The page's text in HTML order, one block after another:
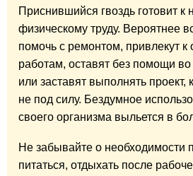
Приснившийся гвоздь готовит
физическому труду. Вероятнее
помочь с ремонтом, привлекут
работам, оставят без помощи
или заставят выполнять проект,
не под силу. Бездумное
своего организма выльется в
Не забывайте о необходимости
питаться, отдыхать после